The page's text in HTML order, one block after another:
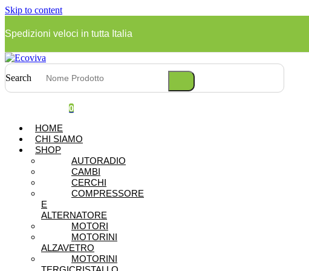
Skip to content
Spedizioni veloci in tutta Italia
Search
0
HOME
CHI SIAMO
SHOP
AUTORADIO
CAMBI
CERCHI
COMPRESSORE
E
ALTERNATORE
MOTORI
MOTORINI
ALZAVETRO
MOTORINI